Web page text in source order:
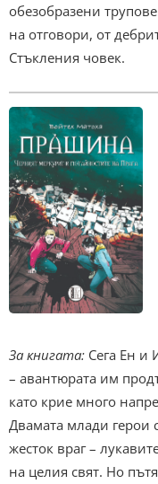
обезобразени
на отговори, от
Стъкления човек.
За книгата: Сега Ен и
– авантюрата им
като крие много
Двамата млади герои
жесток враг –
на целия свят. Но